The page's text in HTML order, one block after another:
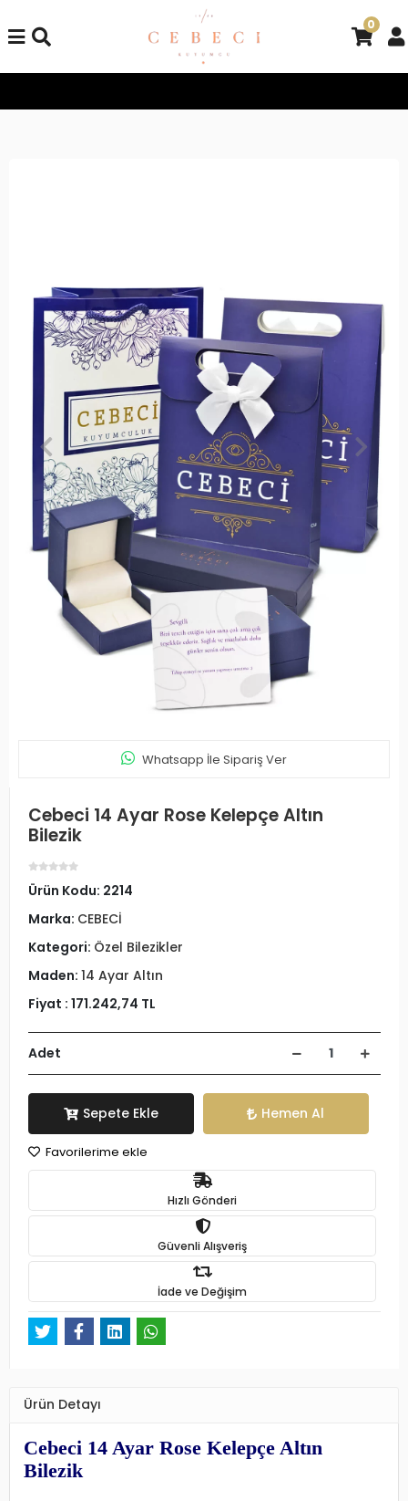
0
Whatsapp İle Sipariş Ver
Cebeci 14 Ayar Rose Kelepçe Altın
Bilezik
Ürün Kodu: 2214
Marka: CEBECİ
Kategori: Özel Bilezikler
Maden: 14 Ayar Altın
Fiyat : 171.242,74 TL
Adet
Sepete Ekle Hemen Al
Favorilerime ekle
Hızlı Gönderi
Güvenli Alışveriş
İade ve Değişim
Ürün Detayı
Cebeci 14 Ayar Rose Kelepçe Altın
Bilezik